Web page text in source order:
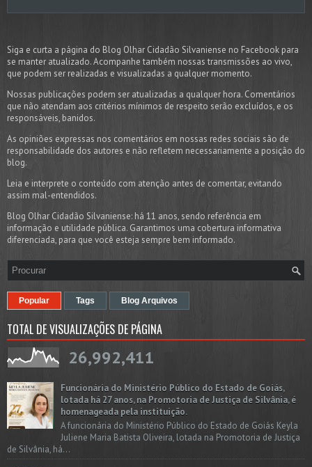
Siga e curta a página do Blog Olhar Cidadão Silvaniense no Facebook para
se manter atualizado. Acompanhe também nossas transmissões ao vivo,
que podem ser realizadas e visualizadas a qualquer momento.
Nossas publicações podem ser atualizadas a qualquer hora. Comentários
que não atendam aos critérios mínimos de respeito serão excluídos, e os
responsáveis, banidos.
As opiniões expressas nos comentários em nossas redes sociais são de
responsabilidade dos autores e não refletem necessariamente a posição do
blog.
Leia e interprete o conteúdo com atenção antes de comentar, evitando
assim mal-entendidos.
Blog Olhar Cidadão Silvaniense: há 11 anos, sendo referência em
informação e utilidade pública. Garantimos uma cobertura informativa
diferenciada, para que você esteja sempre bem informado.
Popular Tags Blog Arquivos
TOTAL DE VISUALIZAÇÕES DE PÁGINA
26,992,411
Funcionária do Ministério Público do Estado de Goiás,
lotada há 27 anos, na Promotoria de Justiça de Silvânia, é
homenageada pela instituição.
A funcionária do Ministério Público do Estado de Goiás Keyla
Juliene Maria Batista Oliveira, lotada na Promotoria de Justiça
de Silvânia, há...